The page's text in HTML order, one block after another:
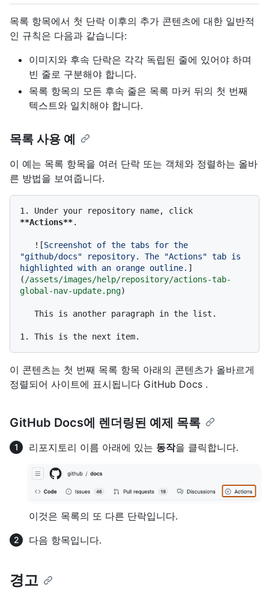
목록 항목에서 첫 단락 이후의 추가 콘텐츠에 대한 일반적
인 규칙은 다음과 같습니다:
이미지와 후속 단락은 각각 독립된 줄에 있어야 하며
빈 줄로 구분해야 합니다.
목록 항목의 모든 후속 줄은 목록 마커 뒤의 첫 번째
텍스트와 일치해야 합니다.
목록 사용 예
이 예는 목록 항목을 여러 단락 또는 객체와 정렬하는 올바
른 방법을 보여줍니다.
1.
**Actions**.
   ![
Screenshot of the tabs for the
"github/docs" repository. The "Actions" tab is
highlighted with an orange outline. ]
(/assets/images/help/repository/actions-tab-
global-nav-update.png)
1.
이 콘텐츠는 첫 번째 목록 항목 아래의 콘텐츠가 올바르게
정렬되어 사이트에 표시됩니다 GitHub Docs .
GitHub Docs에 렌더링된 예제 목록
리포지토리 이름 아래에 있는 동작을 클릭합니다.
이것은 목록의 또 다른 단락입니다.
다음 항목입니다.
경고